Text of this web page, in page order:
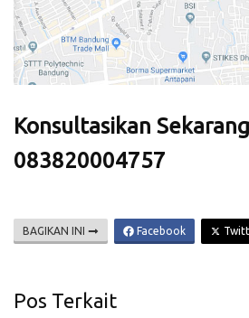
Konsultasikan
083820004757
BAGIKAN INI Facebook
Pos Terkait